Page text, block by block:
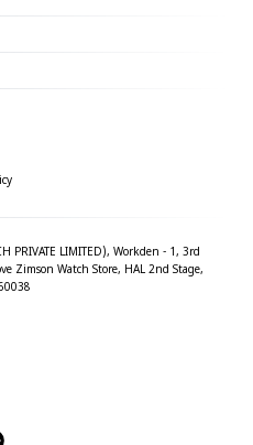
PRIVATE LIMITED), Workden - 1, 3rd
Zimson Watch Store, HAL 2nd Stage,